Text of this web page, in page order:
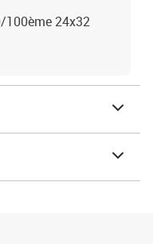
100ème 24x32